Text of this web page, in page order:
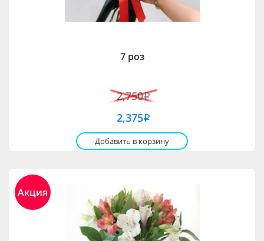
7 роз
2,750i
2,375i
Добавить в корзину
Акция